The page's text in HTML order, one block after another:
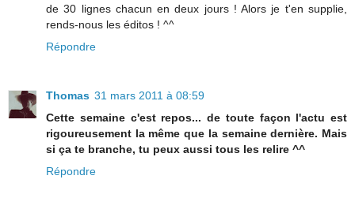
de 30 lignes chacun en deux jours ! Alors je t'en supplie,
rends-nous les éditos ! ^^
Répondre
Thomas 31 mars 2011 à 08:59
Cette semaine c'est repos... de toute façon l'actu est
rigoureusement la même que la semaine dernière. Mais
si ça te branche, tu peux aussi tous les relire ^^
Répondre